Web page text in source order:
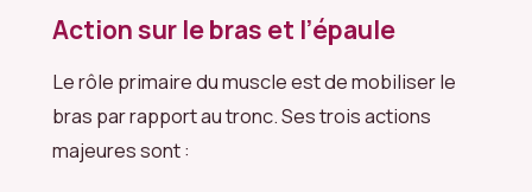
Action sur le bras et l’épaule
Le rôle primaire du muscle est de mobiliser le
bras par rapport au tronc. Ses trois actions
majeures sont :